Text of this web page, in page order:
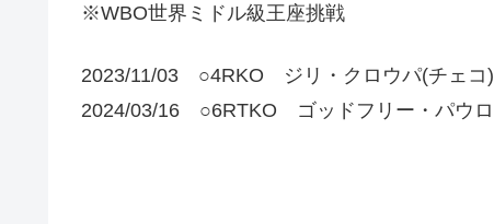
※WBO世界ミドル級王座挑戦
2023/11/03 ○4RKO ジリ・クロウパ(チェコ)
2024/03/16 ○6RTKO ゴッドフリー・パウロ